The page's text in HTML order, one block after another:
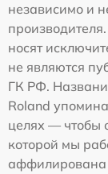
независимо и
носят
не являются
ГК РФ.
Roland
целях — чтобы
которой мы
аффилирована